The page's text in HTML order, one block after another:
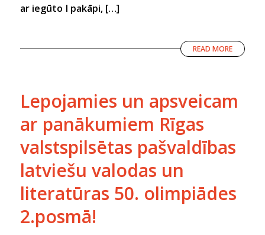
ar iegūto I pakāpi, […]
READ MORE
Lepojamies un apsveicam
ar panākumiem Rīgas
valstspilsētas pašvaldības
latviešu valodas un
literatūras 50. olimpiādes
2.posmā!